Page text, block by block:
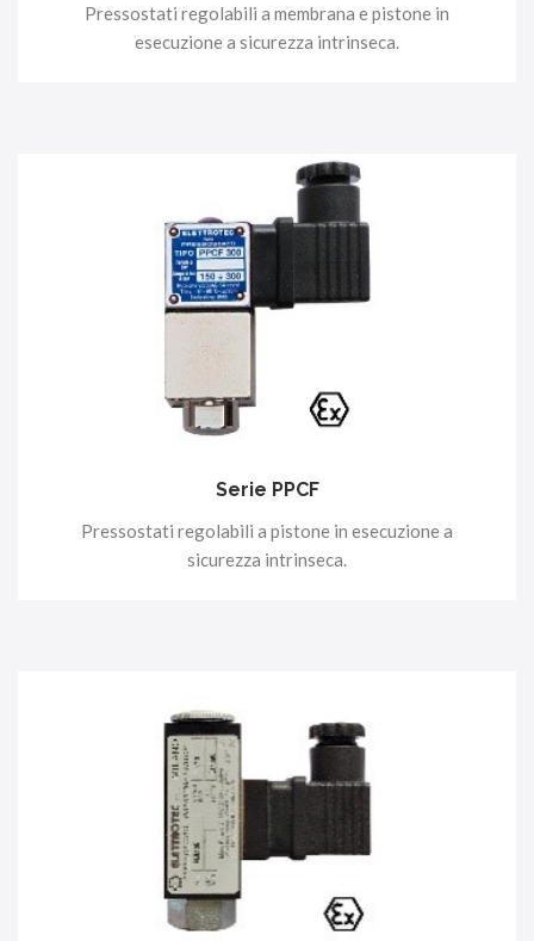
Pressostati regolabili a membrana e pistone in
esecuzione a sicurezza intrinseca.
Serie PPCF
Pressostati regolabili a pistone in esecuzione a
sicurezza intrinseca.